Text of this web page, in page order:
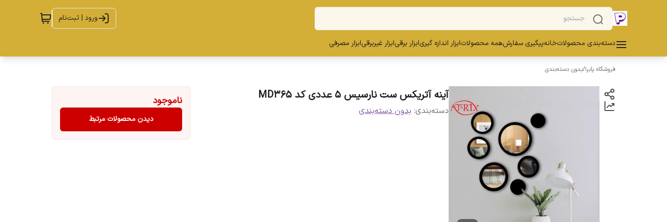
ورود | ثبت‌نام
دسته‌بندی محصولاتخانهپیگیری سفارشهمه محصولاتابزار اندازه گیریابزار برقیابزار غیربرقیابزار مصرفی
فروشگاه پابرا/بدون دسته‌بندی
آینه آتریکس ست نارسیس 5 عددی کد MD365
دسته‌بندی: بدون دسته‌بندی
ناموجود
دیدن محصولات مرتبط